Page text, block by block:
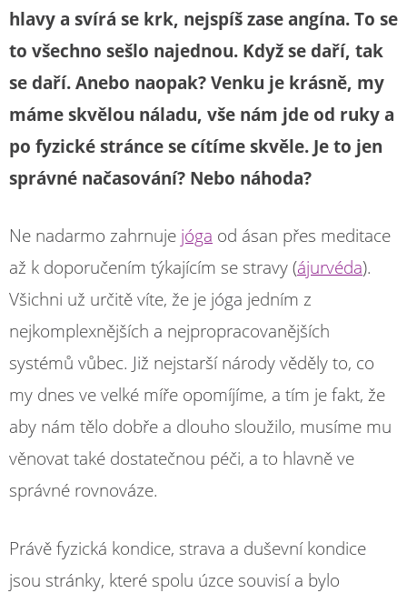
hlavy a svírá se krk, nejspíš zase angína. To se
to všechno sešlo najednou. Když se daří, tak
se daří. Anebo naopak? Venku je krásně, my
máme skvělou náladu, vše nám jde od ruky a
po fyzické stránce se cítíme skvěle. Je to jen
správné načasování? Nebo náhoda?
Ne nadarmo zahrnuje jóga od ásan přes meditace
až k doporučením týkajícím se stravy (ájurvéda).
Všichni už určitě víte, že je jóga jedním z
nejkomplexnějších a nejpropracovanějších
systémů vůbec. Již nejstarší národy věděly to, co
my dnes ve velké míře opomíjíme, a tím je fakt, že
aby nám tělo dobře a dlouho sloužilo, musíme mu
věnovat také dostatečnou péči, a to hlavně ve
správné rovnováze.
Právě fyzická kondice, strava a duševní kondice
jsou stránky, které spolu úzce souvisí a bylo